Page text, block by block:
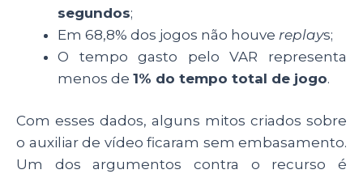
segundos;
Em 68,8% dos jogos não houve replays;
O tempo gasto pelo VAR representa
menos de 1% do tempo total de jogo.
Com esses dados, alguns mitos criados sobre
o auxiliar de vídeo ficaram sem embasamento.
Um dos argumentos contra o recurso é